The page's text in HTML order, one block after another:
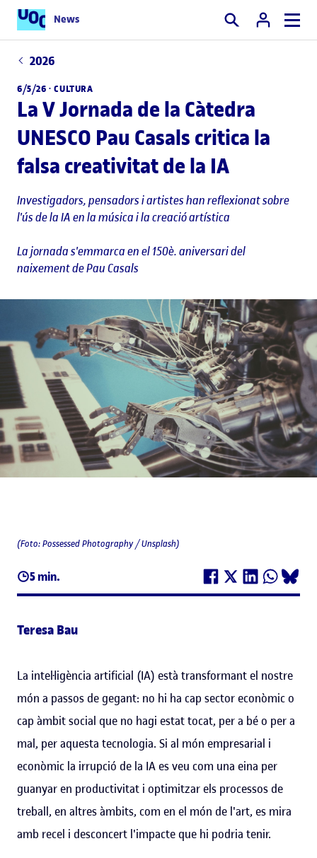
News Cercar
2026
6/5/26 ·CULTURA
La V Jornada de la Càtedra
UNESCO Pau Casals critica la
falsa creativitat de la IA
Investigadors, pensadors i artistes han reflexionat sobre
l'ús de la IA en la música i la creació artística
La jornada s'emmarca en el 150è. aniversari del
naixement de Pau Casals
5 min.
(Foto: Possessed Photography / Unsplash)
Teresa Bau
La intel·ligència artificial (IA) està transformant el nostre
món a passos de gegant: no hi ha cap sector econòmic o
cap àmbit social que no hagi estat tocat, per a bé o per a
mal, per aquesta tecnologia. Si al món empresarial i
econòmic la irrupció de la IA es veu com una eina per
guanyar en productivitat i optimitzar els processos de
treball, en altres àmbits, com en el món de l'art, es mira
amb recel i desconcert l'impacte que hi podria tenir.